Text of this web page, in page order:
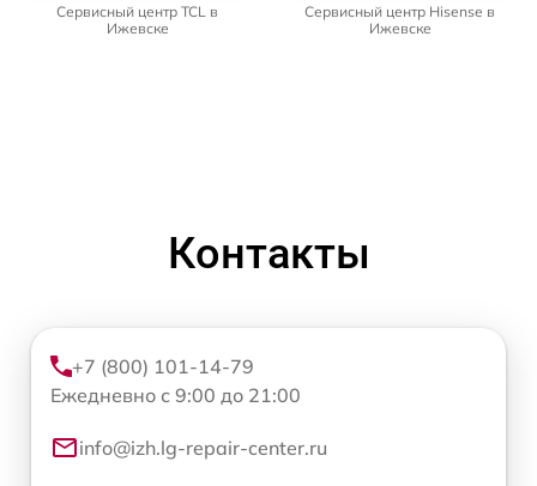
Сервисный центр TCL в
Ижевске
Сервисный центр Hisense в
Ижевске
Контакты
+7 (800) 101-14-79
Ежедневно с 9:00 до 21:00
info@izh.lg-repair-center.ru